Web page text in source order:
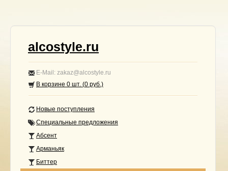
alcostyle.ru
E-Mail: zakaz@alcostyle.ru
В корзине 0 шт. (0 руб.)
Новые поступления
Специальные предложения
Абсент
Арманьяк
Биттер